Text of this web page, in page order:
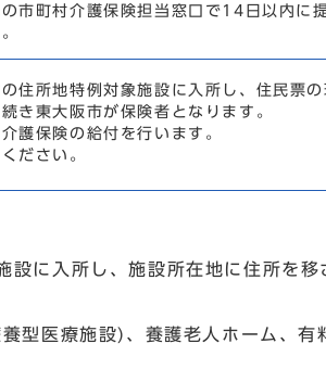
市町村介護保険担当窓口で14日以内に
住所地特例対象施設に入所し、住民票
き東大阪市が保険者となります。
護保険の給付を行います。
ださい。
に入所し、施設所在地に住所を
型医療施設)、養護老人ホーム、